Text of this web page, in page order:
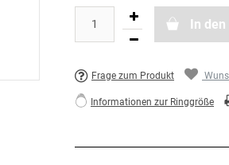
In
Frage zum Produkt
Informationen zur Ringgröße